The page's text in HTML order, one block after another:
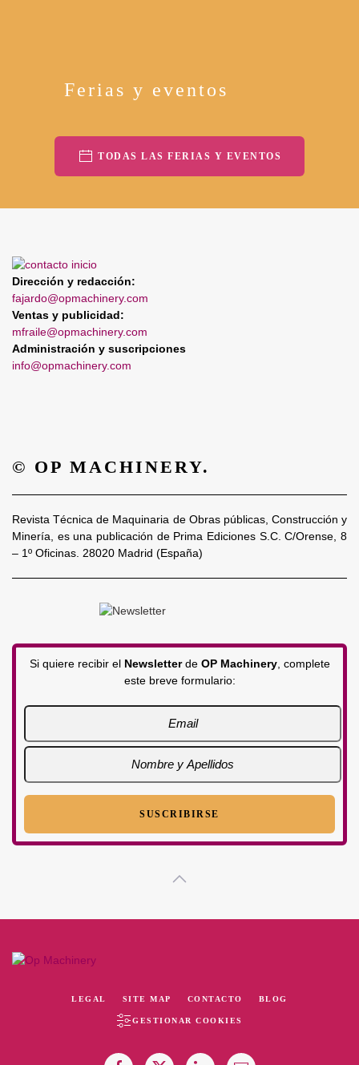
Ferias y eventos
TODAS LAS FERIAS Y EVENTOS
Dirección y redacción:
fajardo@opmachinery.com
Ventas y publicidad:
mfraile@opmachinery.com
Administración y suscripciones
info@opmachinery.com
© OP MACHINERY.
Revista Técnica de Maquinaria de Obras públicas, Construcción y
Minería, es una publicación de Prima Ediciones S.C. C/Orense, 8
– 1º Oficinas. 28020 Madrid (España)
Si quiere recibir el Newsletterde OP Machinery, complete
este breve formulario:
LEGAL SITE MAP CONTACTO BLOG
GESTIONAR COOKIES